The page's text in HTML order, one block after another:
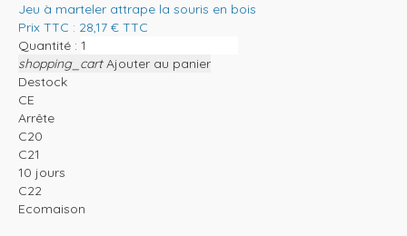
Jeu à marteler attrape la souris en bois
Prix TTC : 28,17 € TTC
Quantité :
shopping_cart Ajouter au panier
Destock
CE
Arrête
C20
C21
10 jours
C22
Ecomaison